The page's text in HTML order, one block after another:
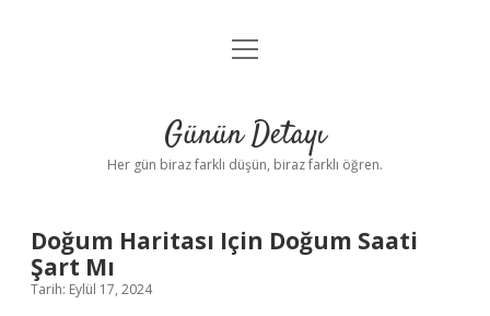
Anasayfa
Yasal Uyarı
menüyü
Günün Detayı
Her gün biraz farklı düşün, biraz farklı öğren.
Doğum Haritası Için Doğum Saati
Şart Mı
Tarih: Eylül 17, 2024